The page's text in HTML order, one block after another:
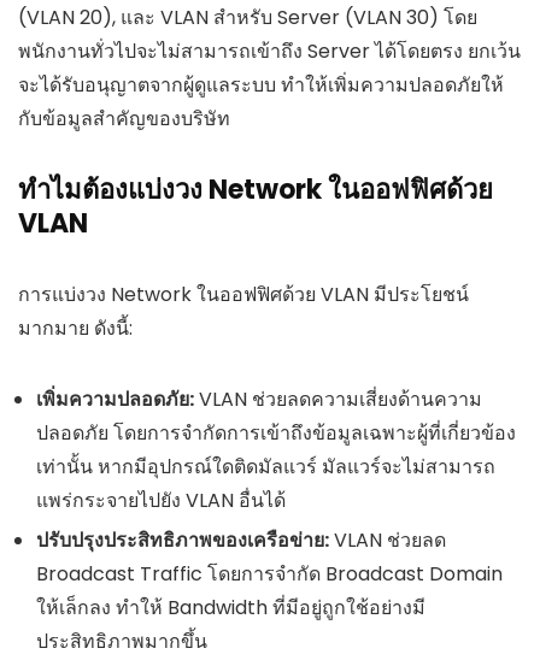
(VLAN 20), และ VLAN สำหรับ Server (VLAN 30) โดย
พนักงานทั่วไปจะไม่สามารถเข้าถึง Server ได้โดยตรง ยกเว้น
จะได้รับอนุญาตจากผู้ดูแลระบบ ทำให้เพิ่มความปลอดภัยให้
กับข้อมูลสำคัญของบริษัท
ทำไมต้องแบ่งวง Network ในออฟฟิศด้วย
VLAN
การแบ่งวง Network ในออฟฟิศด้วย VLAN มีประโยชน์
มากมาย ดังนี้:
เพิ่มความปลอดภัย:VLAN ช่วยลดความเสี่ยงด้านความ
ปลอดภัย โดยการจำกัดการเข้าถึงข้อมูลเฉพาะผู้ที่เกี่ยวข้อง
เท่านั้น หากมีอุปกรณ์ใดติดมัลแวร์ มัลแวร์จะไม่สามารถ
แพร่กระจายไปยัง VLAN อื่นได้
ปรับปรุงประสิทธิภาพของเครือข่าย:VLAN ช่วยลด
Broadcast Traffic โดยการจำกัด Broadcast Domain
ให้เล็กลง ทำให้ Bandwidth ที่มีอยู่ถูกใช้อย่างมี
ประสิทธิภาพมากขึ้น